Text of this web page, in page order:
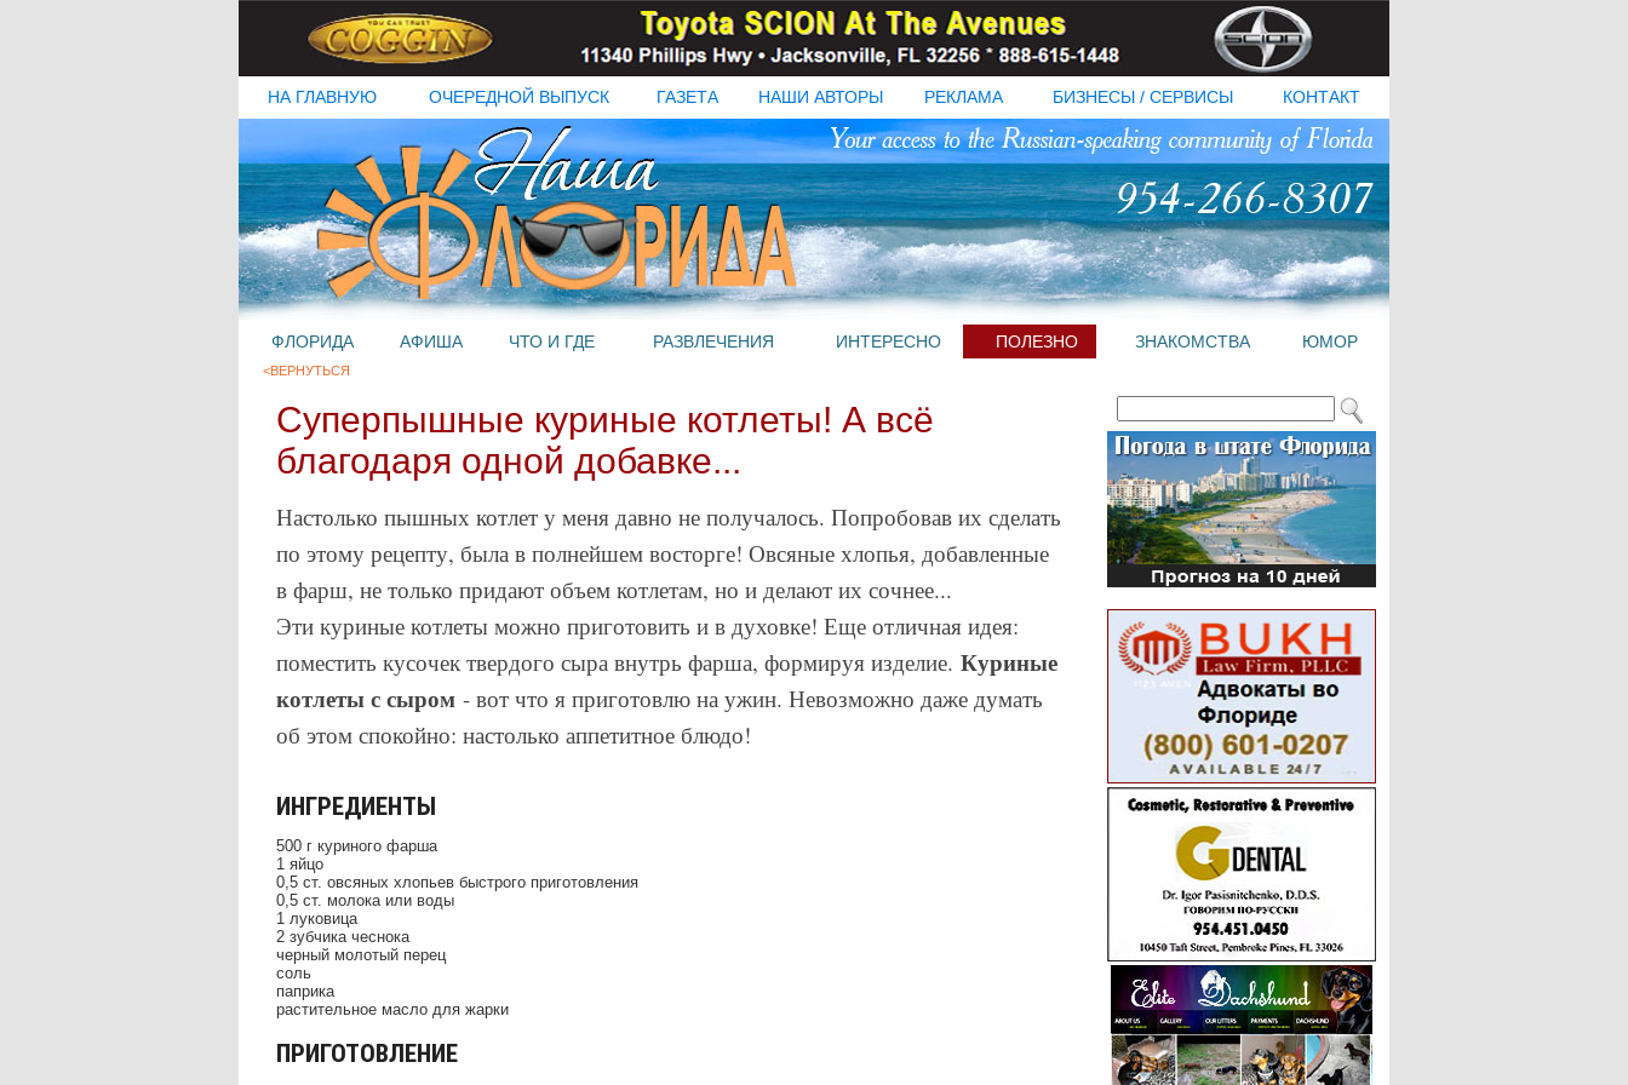
НА ГЛАВНУЮ ОЧЕРЕДНОЙ ВЫПУСК ГАЗЕТА НАШИ АВТОРЫ РЕКЛАМА БИЗНЕСЫ / СЕРВИСЫ КОНТАКТ
ФЛОРИДА АФИША ЧТО И ГДЕ РАЗВЛЕЧЕНИЯ ИНТЕРЕСНО ПОЛЕЗНО ЗНАКОМСТВА ЮМОР
<ВЕРНУТЬСЯ
Суперпышные куриные котлеты! А всё
благодаря одной добавке...
Настолько пышных котлет у меня давно не получалось. Попробовав их сделать
по этому рецепту, была в полнейшем восторге! Овсяные хлопья, добавленные
в фарш, не только придают объем котлетам, но и делают их сочнее...
Эти куриные котлеты можно приготовить и в духовке! Еще отличная идея:
поместить кусочек твердого сыра внутрь фарша, формируя изделие. Куриные
котлеты с сыром - вот что я приготовлю на ужин. Невозможно даже думать
об этом спокойно: настолько аппетитное блюдо!
ИНГРЕДИЕНТЫ
500 г куриного фарша
1 яйцо
0,5 ст. овсяных хлопьев быстрого приготовления
0,5 ст. молока или воды
1 луковица
2 зубчика чеснока
черный молотый перец
соль
паприка
растительное масло для жарки
ПРИГОТОВЛЕНИЕ